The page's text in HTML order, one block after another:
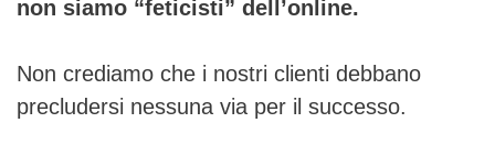
non siamo “feticisti” dell’online.
Non crediamo che i nostri clienti debbano
precludersi nessuna via per il successo.